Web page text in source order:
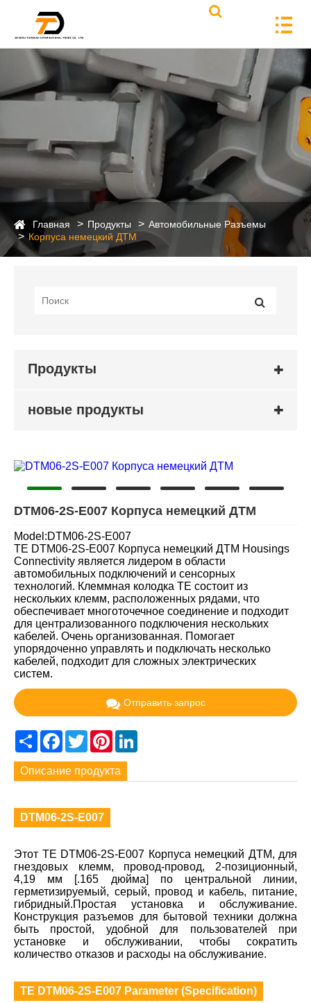
Главная Продукты
Автомобильные Разъемы
Корпуса немецкий ДТМ
Продукты
новые продукты
DTM06-2S-E007 Корпуса немецкий ДТМ
Model:DTM06-2S-E007
TE DTM06-2S-E007 Корпуса немецкий ДТМ Housings
Connectivity является лидером в области
автомобильных подключений и сенсорных
технологий. Клеммная колодка TE состоит из
нескольких клемм, расположенных рядами, что
обеспечивает многоточечное соединение и подходит
для централизованного подключения нескольких
кабелей. Очень организованная. Помогает
упорядоченно управлять и подключать несколько
кабелей, подходит для сложных электрических
систем.
Отправить запрос
ShareFacebook
TwitterPinterest
Описание продукта
DTM06-2S-E007
Этот TE DTM06-2S-E007 Корпуса немецкий ДТМ, для
гнездовых клемм, провод-провод, 2-позиционный,
4,19 мм [.165 дюйма] по центральной линии,
герметизируемый, серый, провод и кабель, питание,
гибридный.Простая установка и обслуживание.
Конструкция разъемов для бытовой техники должна
быть простой, удобной для пользователей при
установке и обслуживании, чтобы сократить
количество отказов и расходы на обслуживание.
TE DTM06-2S-E007 Parameter (Specification)